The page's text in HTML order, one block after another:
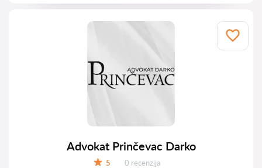
Advokat Prinčevac Darko
5 Recenzija:
0 recenzija